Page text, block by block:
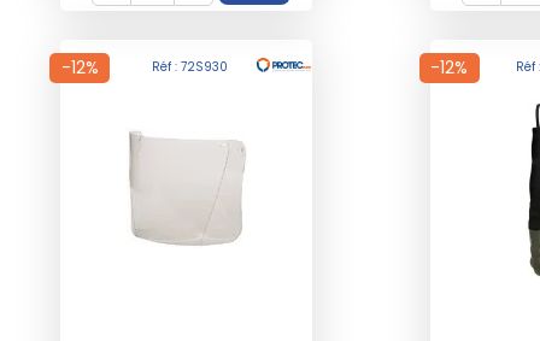
-12% Réf : 72S930 -12% Réf